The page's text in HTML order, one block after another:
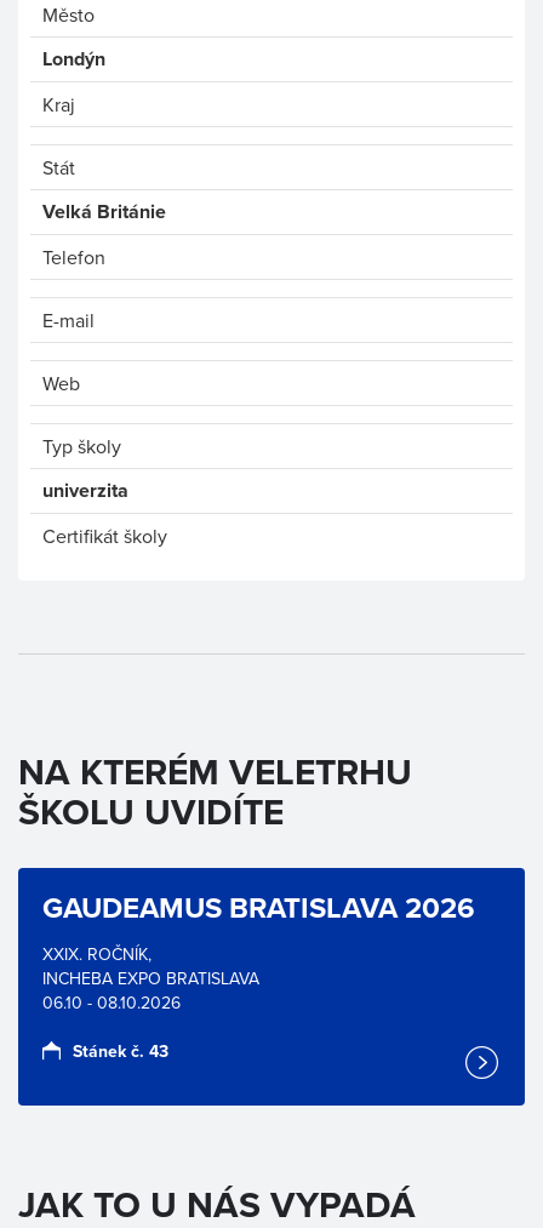
Město
Londýn
Kraj
Stát
Velká Británie
Telefon
E-mail
Web
Typ školy
univerzita
Certifikát školy
NA KTERÉM VELETRHU
ŠKOLU UVIDÍTE
GAUDEAMUS BRATISLAVA 2026
XXIX. ROČNÍK,
INCHEBA EXPO BRATISLAVA
06.10 - 08.10.2026
Stánek č. 43
JAK TO U NÁS VYPADÁ